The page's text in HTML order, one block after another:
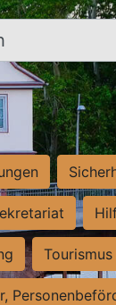
Tourismus